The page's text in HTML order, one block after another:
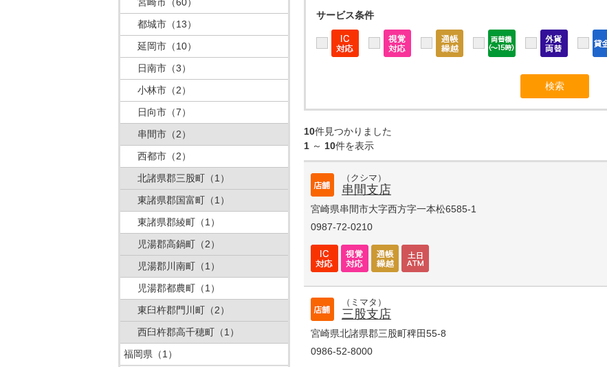
サービス条件
10件見つかりました
1 ～ 10件を表示
（クシマ）
串間支店
宮崎県串間市大字西方字一本松6585-1
0987-72-0210
（ミマタ）
三股支店
宮崎県北諸県郡三股町稗田55-8
0986-52-8000
都城市 （13）
延岡市 （10）
日南市 （3）
小林市 （2）
日向市 （7）
串間市 （2）
西都市 （2）
北諸県郡三股町 （1）
東諸県郡国富町 （1）
東諸県郡綾町 （1）
児湯郡高鍋町 （2）
児湯郡川南町 （1）
児湯郡都農町 （1）
東臼杵郡門川町 （2）
西臼杵郡高千穂町 （1）
福岡県 （1）